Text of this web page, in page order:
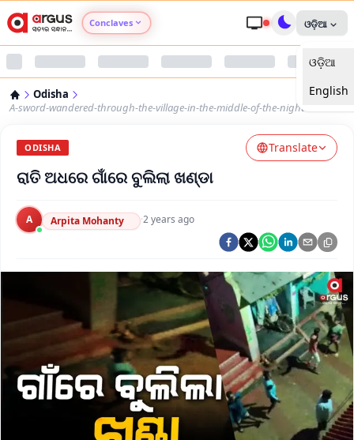
Conclaves
Argus Nari Shakti
Argus Health Connect
Argus Swaad Odisha
Argus Chalo Dekhein Apna Desh
ଓଡ଼ିଆ
ଓଡ଼ିଆ
English
Odisha
A-sword-wandered-through-the-village-in-the-middle-of-the-night
ODISHA Translate
ରାତି ଅଧରେ ଗାଁରେ ବୁଲିଲା ଖଣ୍ଡା
A Arpita Mohanty ·2 years ago